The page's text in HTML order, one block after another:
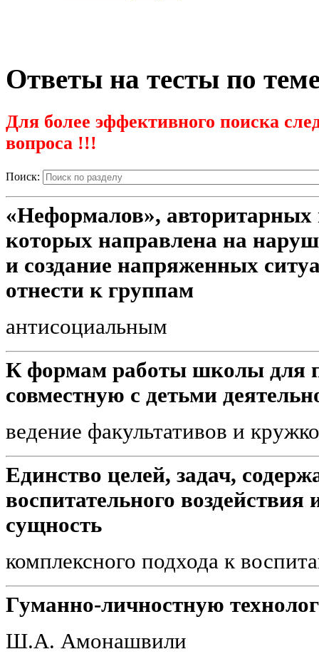
Ответы на тесты по
Для более эффективного поиска
вопроса !!!
Поиск:
«Неформалов», авторитарных
которых направлена на
и создание напряженных
отнести к группам
антисоциальным
К формам работы школы для
совместную с детьми
ведение факультативов и
Единство целей, задач,
воспитательного воздействия
сущность
комплексного подхода к
Гуманно-личностную
Ш.А. Амонашвили